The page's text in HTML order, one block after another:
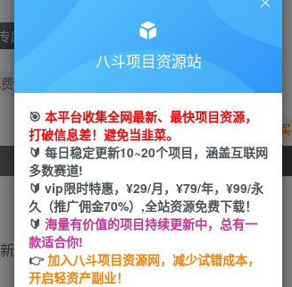
属资源
您暂无购
开通会员
八斗项目资源站
🎯 本平台收集全网最新、最快项目资源，
打破信息差！避免当韭菜。
🔰 每日稳定更新10~20个项目，涵盖互联网
多数赛道!
🔰 vip限时特惠，¥29/月，¥79/年，¥99/永
久（推广佣金70%）,全站资源免费下载！
🔰 海量有价值的项目持续更新中，总有一
款适合你!
👉加入八斗项目资源网，减少试错成本，
开启轻资产副业！